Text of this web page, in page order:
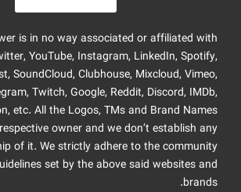
is in no way associated or affiliated with
YouTube, Instagram, LinkedIn, Spotify,
SoundCloud, Clubhouse, Mixcloud, Vimeo,
Twitch, Google, Reddit, Discord, IMDb,
etc. All the Logos, TMs and Brand Names
owner and we don’t establish any
of it. We strictly adhere to the community
set by the above said websites and
brands.